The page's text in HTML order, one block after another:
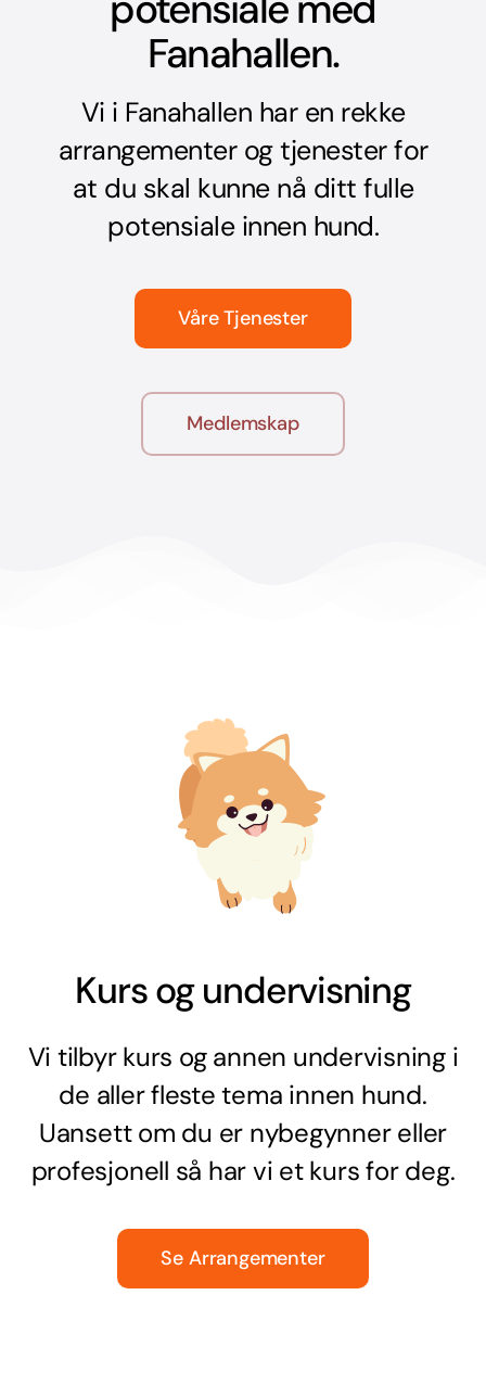
Fanahallen.
Vi i Fanahallen har en rekke
arrangementer og tjenester for
at du skal kunne nå ditt fulle
potensiale innen hund.
Våre Tjenester
Medlemskap
Kurs og undervisning
Vi tilbyr kurs og annen undervisning i
de aller fleste tema innen hund.
Uansett om du er nybegynner eller
profesjonell så har vi et kurs for deg.
Se Arrangementer